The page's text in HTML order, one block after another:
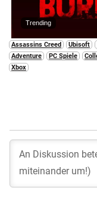
Trending
Assassins Creed Ubisoft
Adventure
PC Spiele
Xbox